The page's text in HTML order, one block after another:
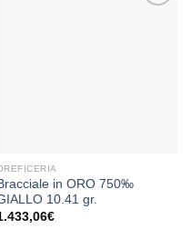
in ORO 750‰
10.41 gr.
€